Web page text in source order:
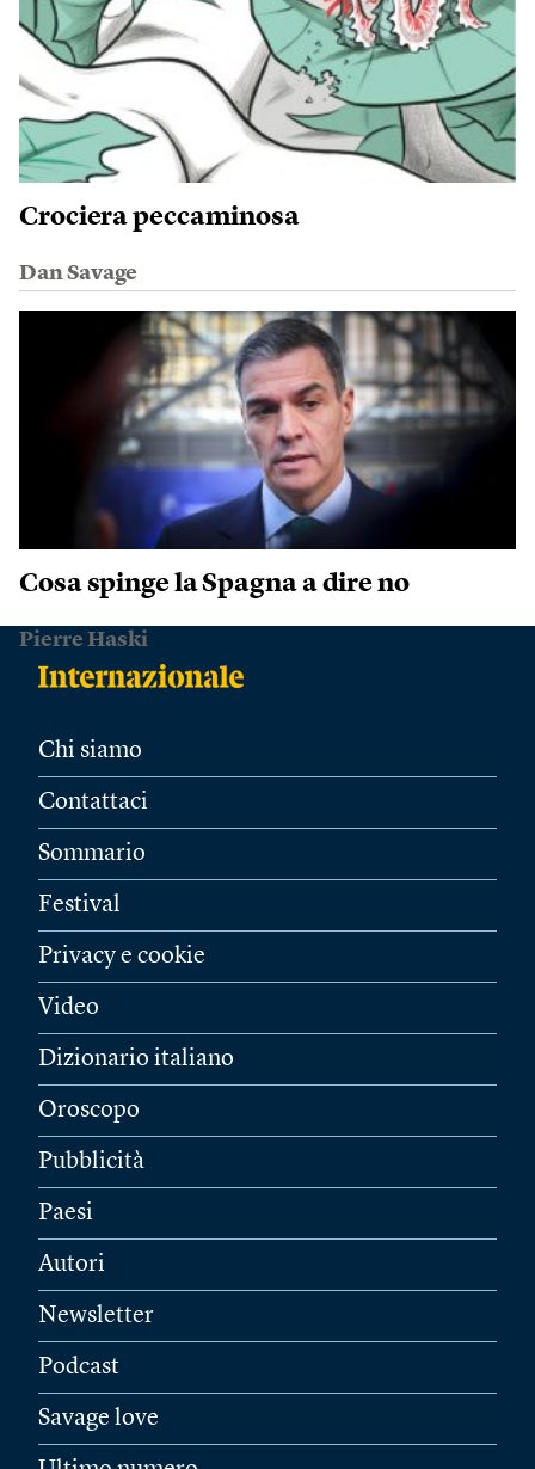
Crociera peccaminosa
Dan Savage
Cosa spinge la Spagna a dire no
Pierre Haski
Chi siamo
Contattaci
Sommario
Festival
Privacy e cookie
Video
Dizionario italiano
Oroscopo
Pubblicità
Paesi
Autori
Newsletter
Podcast
Savage love